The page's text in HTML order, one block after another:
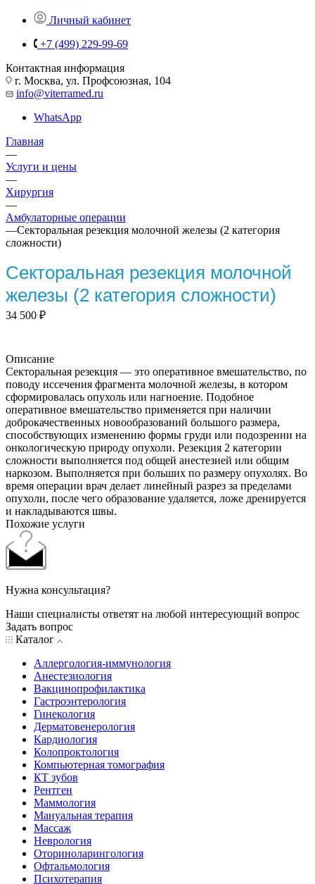
Личный кабинет
+7 (499) 229-99-69
Контактная информация
г. Москва, ул. Профсоюзная, 104
info@viterramed.ru
WhatsApp
Главная
—
Услуги и цены
—
Хирургия
—
Амбулаторные операции
—Секторальная резекция молочной железы (2 категория
сложности)
Секторальная резекция молочной
железы (2 категория сложности)
34 500 ₽
Описание
Секторальная резекция — это оперативное вмешательство, по
поводу иссечения фрагмента молочной железы, в котором
сформировалась опухоль или нагноение. Подобное
оперативное вмешательство применяется при наличии
доброкачественных новообразований большого размера,
способствующих изменению формы груди или подозрении на
онкологическую природу опухоли. Резекция 2 категории
сложности выполняется под общей анестезией или общим
наркозом. Выполняется при больших по размеру опухолях. Во
время операции врач делает линейный разрез за пределами
опухоли, после чего образование удаляется, ложе дренируется
и накладываются швы.
Похожие услуги
Нужна консультация?
Наши специалисты ответят на любой интересующий вопрос
Задать вопрос
Каталог
Аллергология-иммунология
Анестезиология
Вакцинопрофилактика
Гастроэнтерология
Гинекология
Дерматовенерология
Кардиология
Колопроктология
Компьютерная томография
КТ зубов
Рентген
Маммология
Мануальная терапия
Массаж
Неврология
Оториноларингология
Офтальмология
Психотерапия